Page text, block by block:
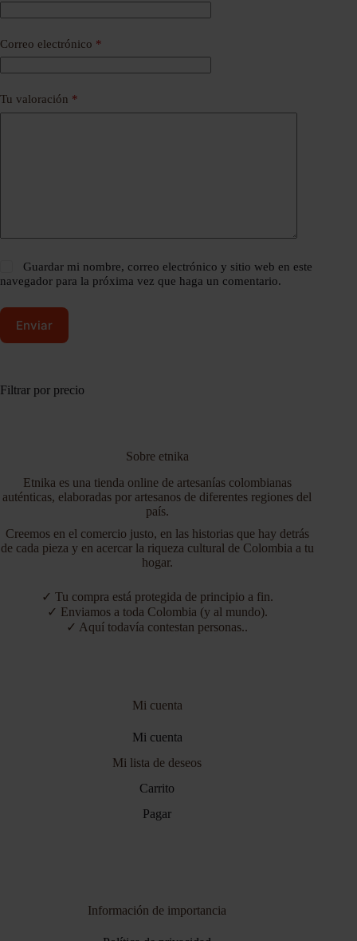
Correo electrónico *
Tu valoración *
Guardar mi nombre, correo electrónico y sitio web en este
navegador para la próxima vez que haga un comentario.
Enviar
Filtrar por precio
Sobre etnika
Etnika es una tienda online de artesanías colombianas
auténticas, elaboradas por artesanos de diferentes regiones del
país.
Creemos en el comercio justo, en las historias que hay detrás
de cada pieza y en acercar la riqueza cultural de Colombia a tu
hogar.
✓ Tu compra está protegida de principio a fin.
✓ Enviamos a toda Colombia (y al mundo).
✓ Aquí todavía contestan personas..
Mi cuenta
Mi cuenta
Mi lista de deseos
Carrito
Pagar
Información de importancia